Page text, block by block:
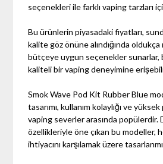
seçenekleri ile farklı vaping tarzları
Bu ürünlerin piyasadaki fiyatları,
kalite göz önüne alındığında
bütçeye uygun seçenekler sunarlar,
kaliteli bir vaping deneyimine
Smok Wave Pod Kit Rubber Blue
tasarımı, kullanım kolaylığı ve
vaping severler arasında popülerdir.
özellikleriyle öne çıkan bu modeller,
ihtiyacını karşılamak üzere